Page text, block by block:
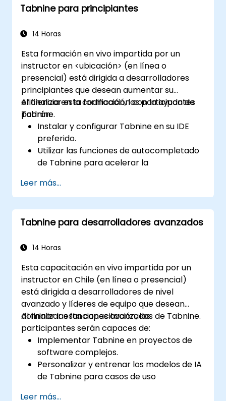
Tabnine para principiantes
14 Horas
Esta formación en vivo impartida por un
instructor en <ubicación> (en línea o
presencial) está dirigida a desarrolladores
principiantes que desean aumentar su
eficiencia en la codificación con la ayuda de
Tabnine.
Al finalizar esta formación, los participantes
podrán:
Instalar y configurar Tabnine en su IDE
preferido.
Utilizar las funciones de autocompletado
de Tabnine para acelerar la
Personalizar la configuración de Tabnine
para obtener la mejor asistencia.
Comprender cómo aprende la IA de
Tabnine a partir de su código para
Leer más...
Tabnine para desarrolladores avanzados
14 Horas
Esta capacitación en vivo impartida por un
instructor en Chile (en línea o presencial)
está dirigida a desarrolladores de nivel
avanzado y líderes de equipo que desean
dominar las funciones avanzadas de Tabnine.
Al finalizar esta capacitación, los
participantes serán capaces de:
Implementar Tabnine en proyectos de
software complejos.
Personalizar y entrenar los modelos de IA
de Tabnine para casos de uso
Leer más...